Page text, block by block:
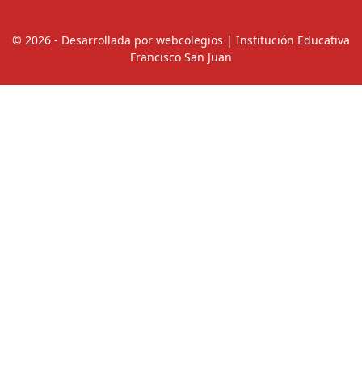
© 2026 - Desarrollada por webcolegios | Institución Educativa
Francisco San Juan